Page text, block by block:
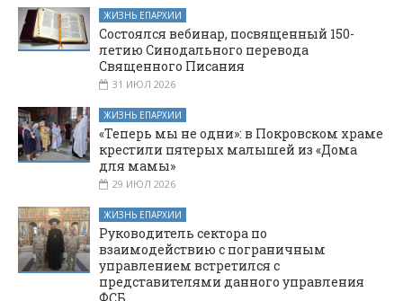
ЖИЗНЬ ЕПАРХИИ
Состоялся вебинар, посвященный 150-
летию Синодального перевода
Священного Писания
31 ИЮЛ 2026
ЖИЗНЬ ЕПАРХИИ
«Теперь мы не одни»: в Покровском храме
крестили пятерых малышей из «Дома
для мамы»
29 ИЮЛ 2026
ЖИЗНЬ ЕПАРХИИ
Руководитель сектора по
взаимодействию с пограничным
управлением встретился с
представителями данного управления